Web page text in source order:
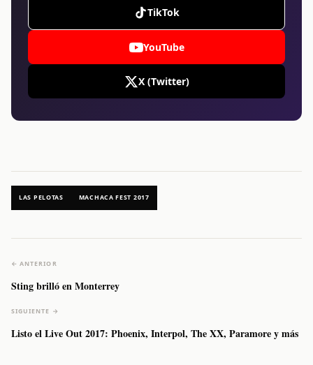
TikTok
YouTube
X (Twitter)
LAS PELOTAS MACHACA FEST 2017
← ANTERIOR
Sting brilló en Monterrey
SIGUIENTE →
Listo el Live Out 2017: Phoenix, Interpol, The XX, Paramore y más